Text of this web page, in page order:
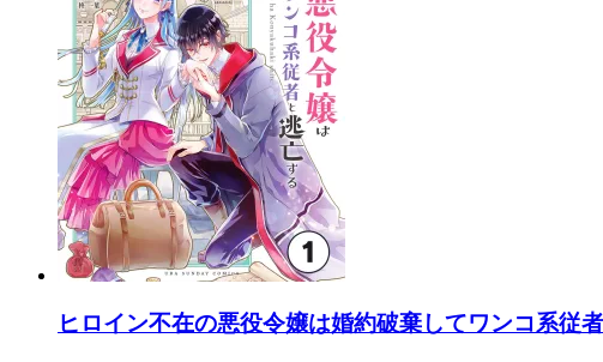
ヒロイン不在の悪役令嬢は婚約破棄してワンコ系